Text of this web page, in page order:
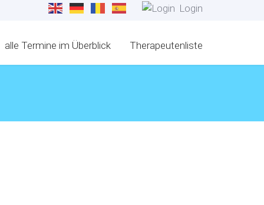
Login
alle Termine im Überblick Therapeutenliste